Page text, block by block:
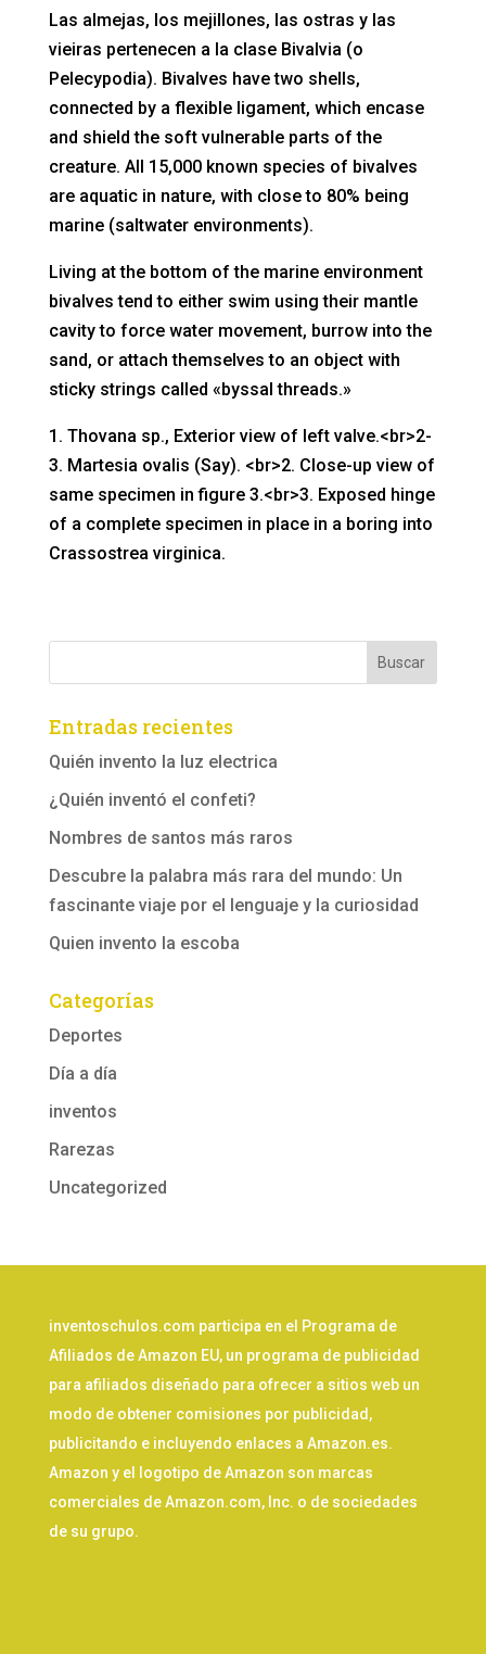
Las almejas, los mejillones, las ostras y las
vieiras pertenecen a la clase Bivalvia (o
Pelecypodia). Bivalves have two shells,
connected by a flexible ligament, which encase
and shield the soft vulnerable parts of the
creature. All 15,000 known species of bivalves
are aquatic in nature, with close to 80% being
marine (saltwater environments).
Living at the bottom of the marine environment
bivalves tend to either swim using their mantle
cavity to force water movement, burrow into the
sand, or attach themselves to an object with
sticky strings called «byssal threads.»
1. Thovana sp., Exterior view of left valve.<br>2-
3. Martesia ovalis (Say). <br>2. Close-up view of
same specimen in figure 3.<br>3. Exposed hinge
of a complete specimen in place in a boring into
Crassostrea virginica.
Entradas recientes
Quién invento la luz electrica
¿Quién inventó el confeti?
Nombres de santos más raros
Descubre la palabra más rara del mundo: Un
fascinante viaje por el lenguaje y la curiosidad
Quien invento la escoba
Categorías
Deportes
Día a día
inventos
Rarezas
Uncategorized
inventoschulos.com participa en el Programa de
Afiliados de Amazon EU, un programa de publicidad
para afiliados diseñado para ofrecer a sitios web un
modo de obtener comisiones por publicidad,
publicitando e incluyendo enlaces a Amazon.es.
Amazon y el logotipo de Amazon son marcas
comerciales de Amazon.com, Inc. o de sociedades
de su grupo.